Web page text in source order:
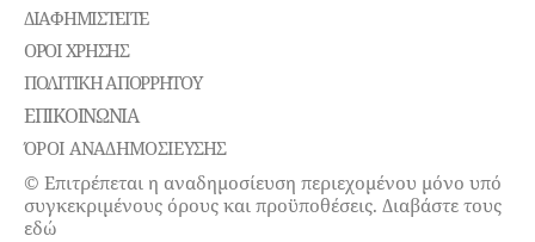
ΔΙΑΦΗΜΙΣΤΕΊΤΕ
ΌΡΟΙ ΧΡΉΣΗΣ
ΠΟΛΙΤΙΚΉ ΑΠΟΡΡΉΤΟΥ
ΕΠΙΚΟΙΝΩΝΊΑ
ΌΡΟΙ ΑΝΑΔΗΜΟΣΙΕΥΣΗΣ
© Επιτρέπεται η αναδημοσίευση περιεχομένου μόνο υπό
συγκεκριμένους όρους και προϋποθέσεις. Διαβάστε τους
εδώ